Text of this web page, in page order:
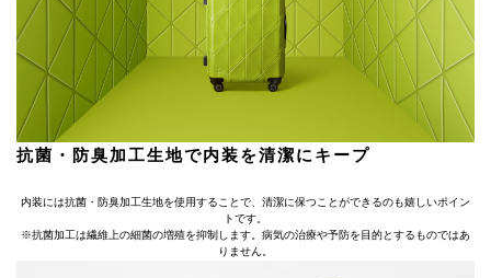
抗菌・防臭加工生地で内装を清潔にキープ
内装には抗菌・防臭加工生地を使用することで、清潔に保つことができるのも嬉しいポイン
トです。
※抗菌加工は繊維上の細菌の増殖を抑制します。病気の治療や予防を目的とするものではあ
りません。